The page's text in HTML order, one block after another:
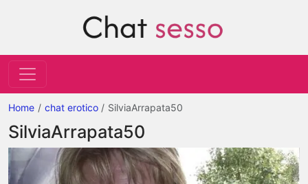
Home chat erotico SilviaArrapata50
SilviaArrapata50